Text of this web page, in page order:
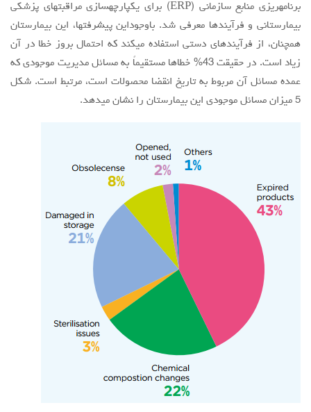
برنامهریزی منابع سازمانی (ERP) برای یکپارچهسازی مراقبتهای پزشکی
بیمارستانی و فرآیندها معرفی شد. باوجوداین پیشرفتها، این بیمارستان
همچنان، از فرآیندهای دستی استفاده میکند که احتمال بروز خطا در آن
زیاد است. در حقیقت 43% خطاها مستقیماً به مسائل مدیریت موجودی که
عمده مسائل آن مربوط به تاریخ انقضا محصولات است، مرتبط است. شکل
5 میزان مسائل موجودی این بیمارستان را نشان میدهد.